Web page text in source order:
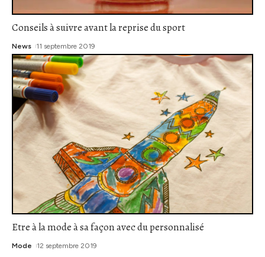
Conseils à suivre avant la reprise du sport
News 11 septembre 2019
Etre à la mode à sa façon avec du personnalisé
Mode 12 septembre 2019